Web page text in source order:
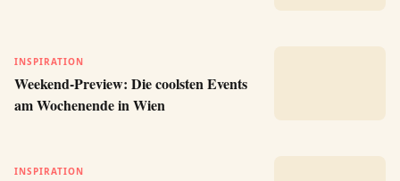
INSPIRATION
Weekend-Preview: Die coolsten Events
am Wochenende in Wien
INSPIRATION